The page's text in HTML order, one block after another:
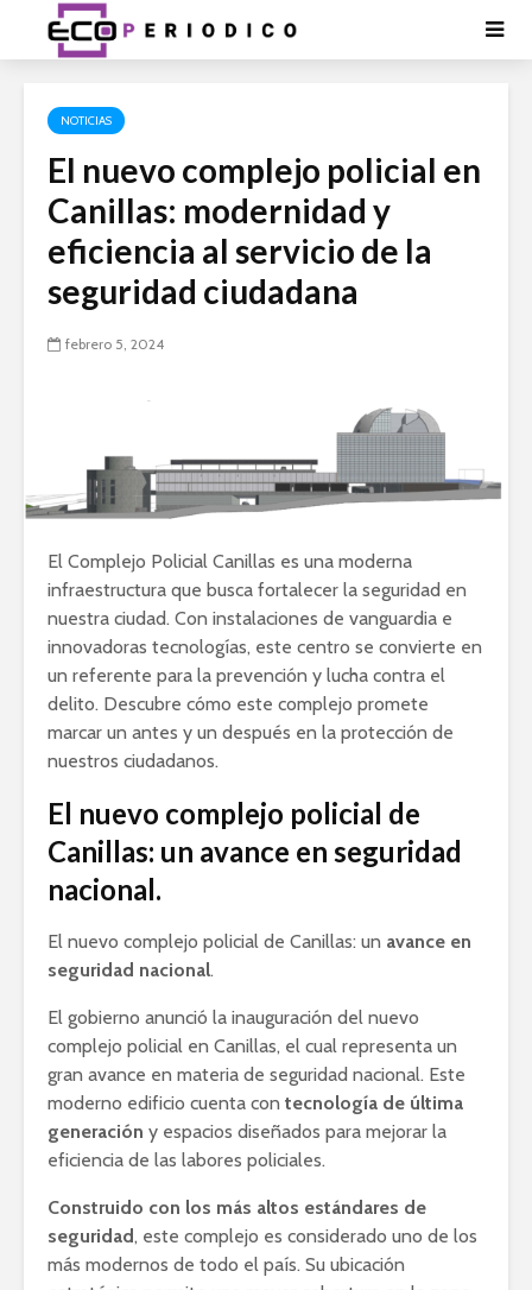
NOTICIAS
El nuevo complejo policial en
Canillas: modernidad y
eficiencia al servicio de la
seguridad ciudadana
febrero 5, 2024
El Complejo Policial Canillas es una moderna
infraestructura que busca fortalecer la seguridad en
nuestra ciudad. Con instalaciones de vanguardia e
innovadoras tecnologías, este centro se convierte en
un referente para la prevención y lucha contra el
delito. Descubre cómo este complejo promete
marcar un antes y un después en la protección de
nuestros ciudadanos.
El nuevo complejo policial de
Canillas: un avance en seguridad
nacional.
El nuevo complejo policial de Canillas: un avance en
seguridad nacional.
El gobierno anunció la inauguración del nuevo
complejo policial en Canillas, el cual representa un
gran avance en materia de seguridad nacional. Este
moderno edificio cuenta con tecnología de última
generación y espacios diseñados para mejorar la
eficiencia de las labores policiales.
Construido con los más altos estándares de
seguridad, este complejo es considerado uno de los
más modernos de todo el país. Su ubicación